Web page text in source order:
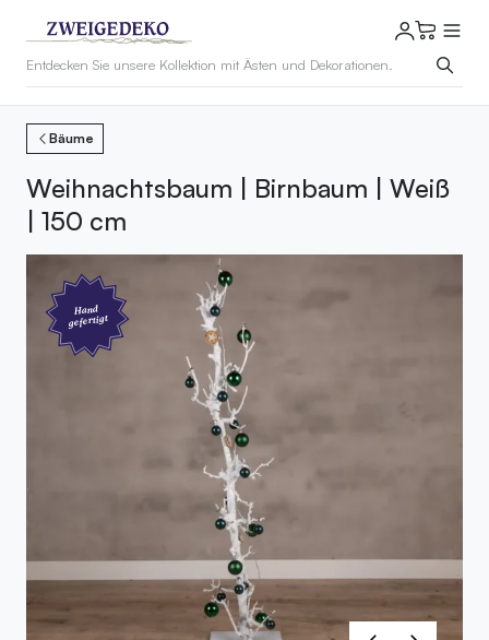
Bäume
Weihnachtsbaum | Birnbaum | Weiß
| 150 cm
Hand
gefertigt